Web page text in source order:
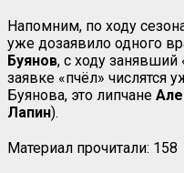
Напомним, по ходу
уже дозаявило одного
Буянов, с ходу занявший
заявке «пчёл» числятся
Буянова, это липчане
Лапин).
Материал прочитали: 158